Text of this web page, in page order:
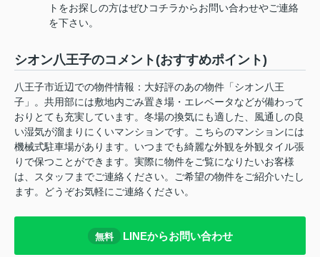
トをお探しの方はぜひコチラからお問い合わせやご連絡
を下さい。
シオン八王子のコメント(おすすめポイント)
八王子市近辺での物件情報：大好評のあの物件「シオン八王
子」。共用部には敷地内ごみ置き場・エレベータなどが備わって
おりとても充実しています。冬場の換気にも適した、風通しの良
い湿気が溜まりにくいマンションです。こちらのマンションには
機械式駐車場があります。いつまでも綺麗な外観を外観タイル張
りで保つことができます。実際に物件をご覧になりたいお客様
は、スタッフまでご連絡ください。ご希望の物件をご紹介いたし
ます。どうぞお気軽にご連絡ください。
無料 LINEからお問い合わせ